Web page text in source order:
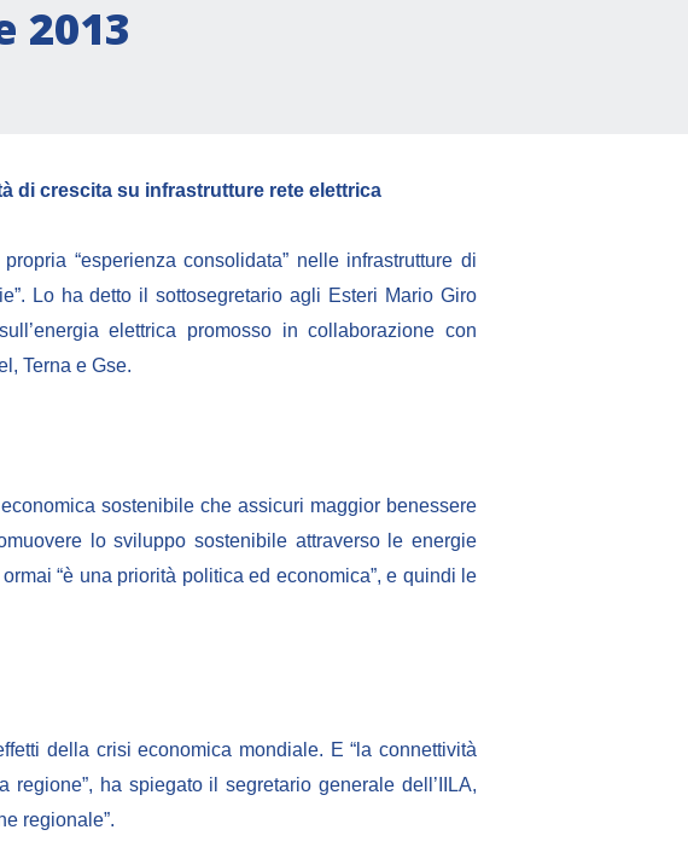
2013
di crescita su infrastrutture rete elettrica
“esperienza consolidata” nelle infrastrutture di
Lo ha detto il sottosegretario agli Esteri Mario Giro
elettrica promosso in collaborazione con
Terna e Gse.
sostenibile che assicuri maggior benessere
lo sviluppo sostenibile attraverso le energie
“è una priorità politica ed economica”, e quindi le
della crisi economica mondiale. E “la connettività
ha spiegato il segretario generale dell’IILA,
regionale”.